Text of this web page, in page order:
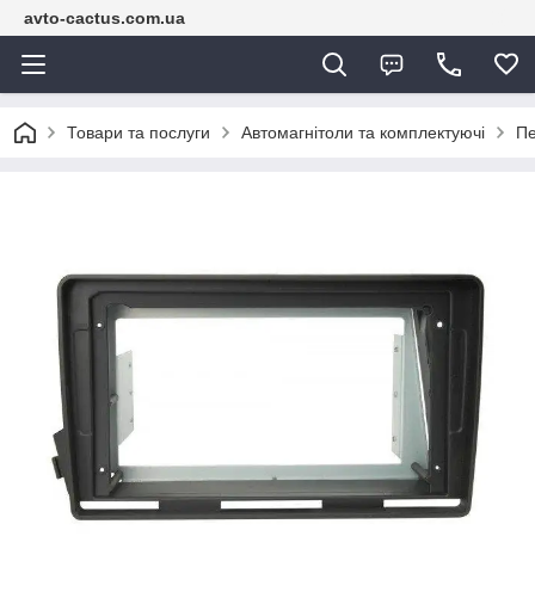
avto-cactus.com.ua
Товари та послуги Автомагнітоли та комплектуючі